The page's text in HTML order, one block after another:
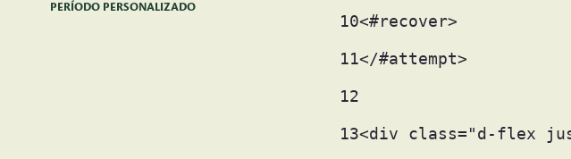
PERÍODO PERSONALIZADO
10<#recover>
11</#attempt>
12
13<div class="d-flex